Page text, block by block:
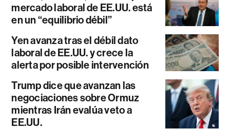
mercado laboral de EE.UU. está
en un “equilibrio débil”
Yen avanza tras el débil dato
laboral de EE.UU. y crece la
alerta por posible intervención
Trump dice que avanzan las
negociaciones sobre Ormuz
mientras Irán evalúa veto a
EE.UU.